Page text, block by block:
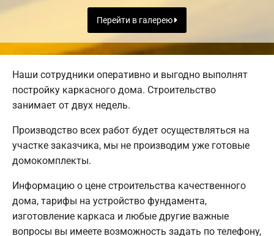
Перейти в галерею
Наши сотрудники оперативно и выгодно выполнят
постройку каркасного дома. Строительство
занимает от двух недель.
Производство всех работ будет осуществляться на
участке заказчика, мы не производим уже готовые
домокомплекты.
Информацию о цене строительства качественного
дома, тарифы на устройство фундамента,
изготовление каркаса и любые другие важные
вопросы вы имеете возможность задать по телефону,